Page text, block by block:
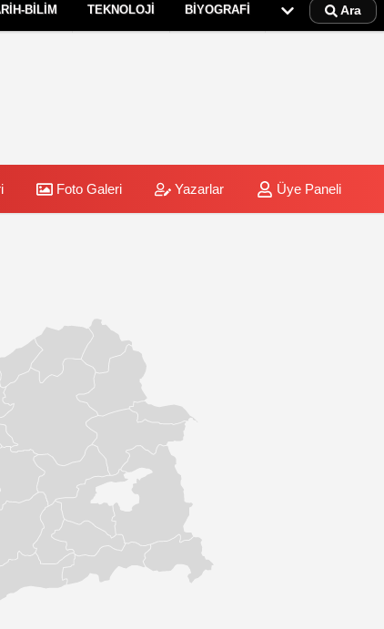
BİLİM TEKNOLOJİ BİYOGRAFİ Ara
Foto Galeri Yazarlar Üye Paneli